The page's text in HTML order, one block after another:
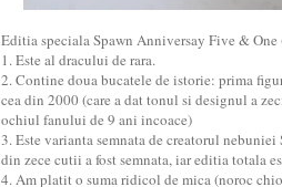
Editia speciala Spawn Anniversay Five &
1. Este al dracului de rara.
2. Contine doua bucatele de istorie: prima
cea din 2000 (care a dat tonul si designul a
ochiul fanului de 9 ani incoace)
3. Este varianta semnata de creatorul
din zece cutii a fost semnata, iar editia totala
4. Am platit o suma ridicol de mica (noroc